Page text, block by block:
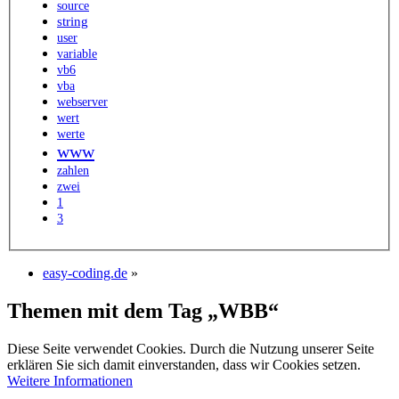
source
string
user
variable
vb6
vba
webserver
wert
werte
www
zahlen
zwei
1
3
easy-coding.de »
Themen mit dem Tag „WBB“
Diese Seite verwendet Cookies. Durch die Nutzung unserer Seite
erklären Sie sich damit einverstanden, dass wir Cookies setzen.
Weitere Informationen